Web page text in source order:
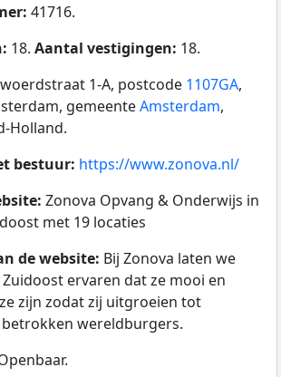
41716.
18. Aantal vestigingen: 18.
1-A, postcode 1107GA,
gemeenteAmsterdam,
Holland.
bestuur: https://www.zonova.nl/
Zonova Opvang & Onderwijs in
met 19 locaties
de website: Bij Zonova laten we
ervaren dat ze mooi en
zijn zodat zij uitgroeien tot
wereldburgers.